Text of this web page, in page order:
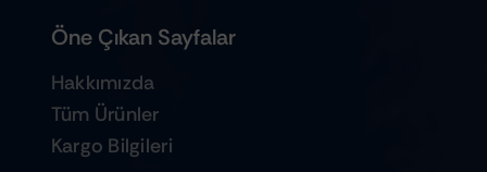
Öne Çıkan Sayfalar
Hakkımızda
Tüm Ürünler
Kargo Bilgileri